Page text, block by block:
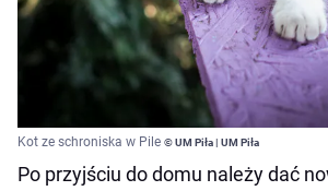
Kot ze schroniska w Pile © UM Piła | UM Piła
Po przyjściu do domu należy dać